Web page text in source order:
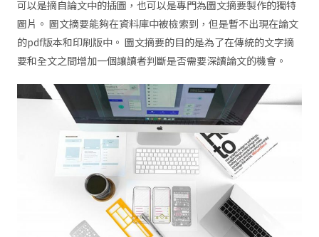
可以是摘自論文中的插圖，也可以是專門為圖文摘要製作的獨特
圖片。 圖文摘要能夠在資料庫中被檢索到，但是暫不出現在論文
的pdf版本和印刷版中。 圖文摘要的目的是為了在傳統的文字摘
要和全文之間增加一個讓讀者判斷是否需要深讀論文的機會。